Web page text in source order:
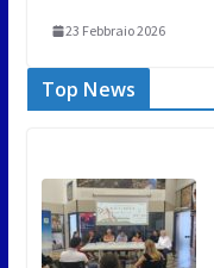
23 Febbraio 2026
Top News